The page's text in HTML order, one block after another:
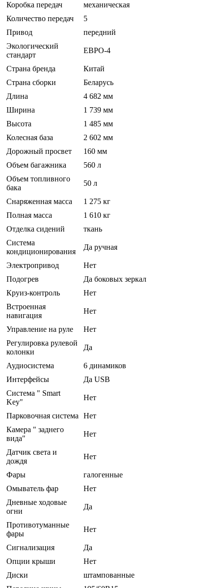
Коробка передач
механическая
Количество передач
5
Привод
передний
Экологический
стандарт
ЕВРО-4
Страна бренда
Китай
Страна сборки
Беларусь
Длина
4 682 мм
Ширина
1 739 мм
Высота
1 485 мм
Колесная база
2 602 мм
Дорожный просвет
160 мм
Объем багажника
560 л
Объем топливного
бака
50 л
Снаряженная масса
1 275 кг
Полная масса
1 610 кг
Отделка сидений
ткань
Система
кондиционирования
Да ручная
Электропривод
Нет
Подогрев
Да боковых зеркал
Круиз-контроль
Нет
Встроенная
навигация
Нет
Управление на руле
Нет
Регулировка рулевой
колонки
Да
Аудиосистема
6 динамиков
Интерфейсы
Да USB
Система " Smart
Key"
Нет
Парковочная система
Нет
Камера " заднего
вида"
Нет
Датчик света и
дождя
Нет
Фары
галогенные
Омыватель фар
Нет
Дневные ходовые
огни
Да
Противотуманные
фары
Нет
Сигнализация
Да
Опции крыши
Нет
Диски
штампованные